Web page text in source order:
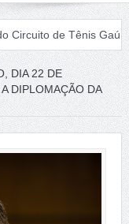
de Tênis Gaúcho
DIA 22 DE
DIPLOMAÇÃO DA